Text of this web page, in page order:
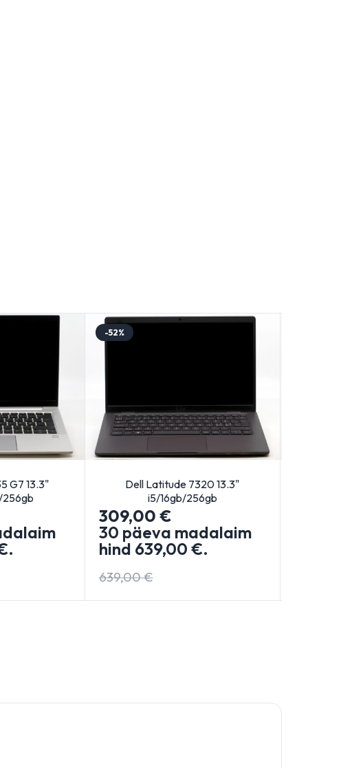
G7 13.3"
.
-52%
Dell Latitude 7320 13.3"
i5/16gb/256gb
639,00€
309,00 €
30 päeva madalaim
hind 639,00 €.